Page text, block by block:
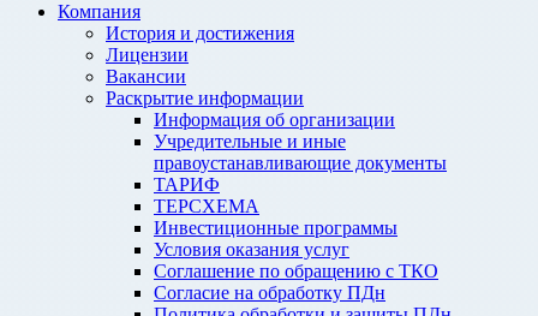
Компания
История и достижения
Лицензии
Вакансии
Раскрытие информации
Информация об организации
Учредительные и иные
правоустанавливающие документы
ТАРИФ
ТЕРСХЕМА
Инвестиционные программы
Условия оказания услуг
Соглашение по обращению с ТКО
Согласие на обработку ПДн